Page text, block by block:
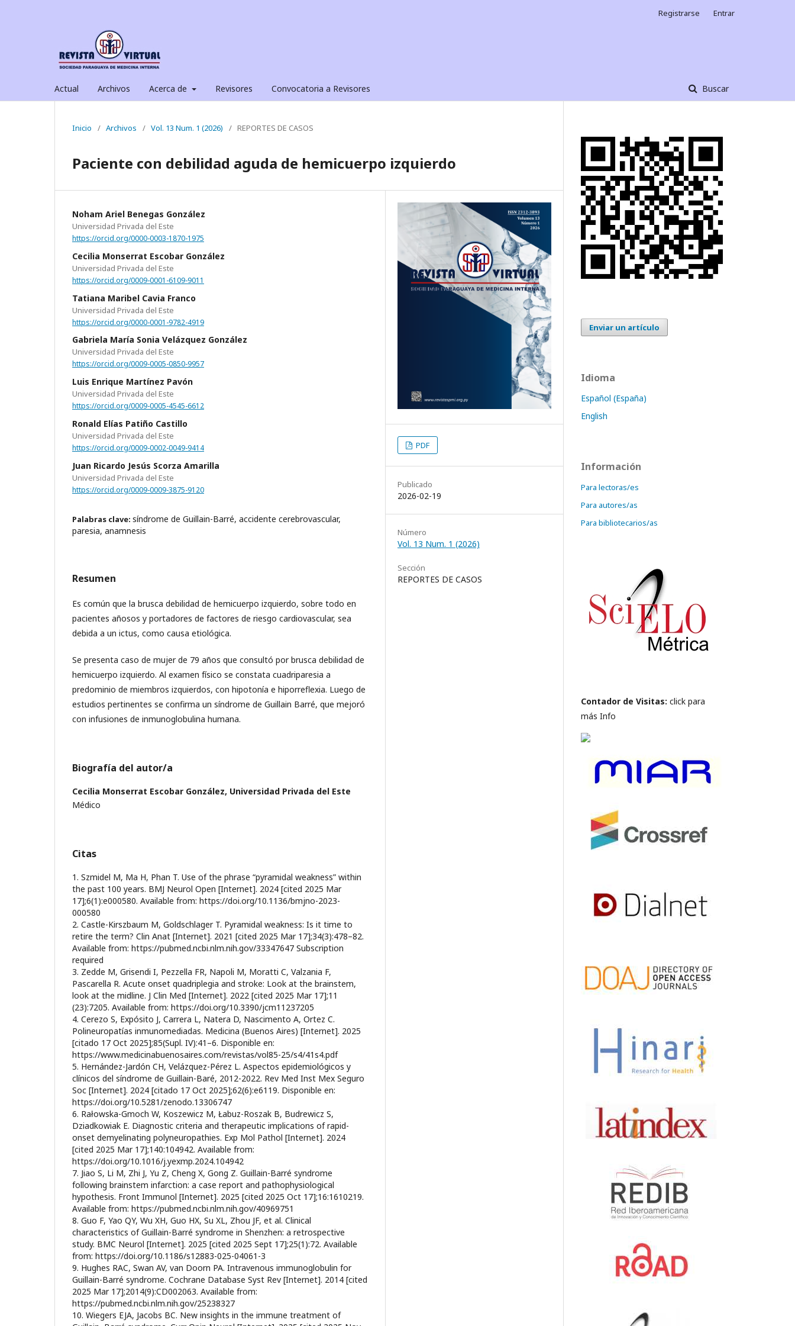
Actual Archivos Acerca de Revisores Convocatoria a Revisores Buscar
Registrarse Entrar
Inicio / Archivos / Vol. 13 Num. 1 (2026) / REPORTES DE CASOS
Paciente con debilidad aguda de hemicuerpo izquierdo
Noham Ariel Benegas González
Universidad Privada del Este
https://orcid.org/0000-0003-1870-1975
Cecilia Monserrat Escobar González
Universidad Privada del Este
https://orcid.org/0009-0001-6109-9011
Tatiana Maribel Cavia Franco
Universidad Privada del Este
https://orcid.org/0000-0001-9782-4919
Gabriela María Sonia Velázquez González
Universidad Privada del Este
https://orcid.org/0009-0005-0850-9957
Luis Enrique Martínez Pavón
Universidad Privada del Este
https://orcid.org/0009-0005-4545-6612
Ronald Elías Patiño Castillo
Universidad Privada del Este
https://orcid.org/0009-0002-0049-9414
Juan Ricardo Jesús Scorza Amarilla
Universidad Privada del Este
https://orcid.org/0009-0009-3875-9120
Palabras clave: síndrome de Guillain-Barré, accidente cerebrovascular,
paresia, anamnesis
Resumen
Es común que la brusca debilidad de hemicuerpo izquierdo, sobre todo en
pacientes añosos y portadores de factores de riesgo cardiovascular, sea
debida a un ictus, como causa etiológica.
Se presenta caso de mujer de 79 años que consultó por brusca debilidad de
hemicuerpo izquierdo. Al examen físico se constata cuadriparesia a
predominio de miembros izquierdos, con hipotonía e hiporreflexia. Luego de
estudios pertinentes se confirma un síndrome de Guillain Barré, que mejoró
con infusiones de inmunoglobulina humana.
Biografía del autor/a
Cecilia Monserrat Escobar González, Universidad Privada del Este
Médico
Citas
1. Szmidel M, Ma H, Phan T. Use of the phrase “pyramidal weakness” within
the past 100 years. BMJ Neurol Open [Internet]. 2024 [cited 2025 Mar
17];6(1):e000580. Available from: https://doi.org/10.1136/bmjno-2023-
000580
2. Castle-Kirszbaum M, Goldschlager T. Pyramidal weakness: Is it time to
retire the term? Clin Anat [Internet]. 2021 [cited 2025 Mar 17];34(3):478–82.
Available from: https://pubmed.ncbi.nlm.nih.gov/33347647 Subscription
required
3. Zedde M, Grisendi I, Pezzella FR, Napoli M, Moratti C, Valzania F,
Pascarella R. Acute onset quadriplegia and stroke: Look at the brainstem,
look at the midline. J Clin Med [Internet]. 2022 [cited 2025 Mar 17];11
(23):7205. Available from: https://doi.org/10.3390/jcm11237205
4. Cerezo S, Expósito J, Carrera L, Natera D, Nascimento A, Ortez C.
Polineuropatías inmunomediadas. Medicina (Buenos Aires) [Internet]. 2025
[citado 17 Oct 2025];85(Supl. IV):41–6. Disponible en:
https://www.medicinabuenosaires.com/revistas/vol85-25/s4/41s4.pdf
5. Hernández-Jardón CH, Velázquez-Pérez L. Aspectos epidemiológicos y
clínicos del síndrome de Guillain-Baré, 2012-2022. Rev Med Inst Mex Seguro
Soc [Internet]. 2024 [citado 17 Oct 2025];62(6):e6119. Disponible en:
https://doi.org/10.5281/zenodo.13306747
6. Rałowska-Gmoch W, Koszewicz M, Łabuz-Roszak B, Budrewicz S,
Dziadkowiak E. Diagnostic criteria and therapeutic implications of rapid-
onset demyelinating polyneuropathies. Exp Mol Pathol [Internet]. 2024
[cited 2025 Mar 17];140:104942. Available from:
https://doi.org/10.1016/j.yexmp.2024.104942
7. Jiao S, Li M, Zhi J, Yu Z, Cheng X, Gong Z. Guillain-Barré syndrome
following brainstem infarction: a case report and pathophysiological
hypothesis. Front Immunol [Internet]. 2025 [cited 2025 Oct 17];16:1610219.
Available from: https://pubmed.ncbi.nlm.nih.gov/40969751
8. Guo F, Yao QY, Wu XH, Guo HX, Su XL, Zhou JF, et al. Clinical
characteristics of Guillain-Barré syndrome in Shenzhen: a retrospective
study. BMC Neurol [Internet]. 2025 [cited 2025 Sept 17];25(1):72. Available
from: https://doi.org/10.1186/s12883-025-04061-3
9. Hughes RAC, Swan AV, van Doorn PA. Intravenous immunoglobulin for
Guillain-Barré syndrome. Cochrane Database Syst Rev [Internet]. 2014 [cited
2025 Mar 17];2014(9):CD002063. Available from:
https://pubmed.ncbi.nlm.nih.gov/25238327
10. Wiegers EJA, Jacobs BC. New insights in the immune treatment of
PDF
Publicado
2026-02-19
Número
Vol. 13 Num. 1 (2026)
Sección
REPORTES DE CASOS
Enviar un artículo
Idioma
Español (España)
English
Información
Para lectoras/es
Para autores/as
Para bibliotecarios/as
Contador de Visitas: click para
más Info